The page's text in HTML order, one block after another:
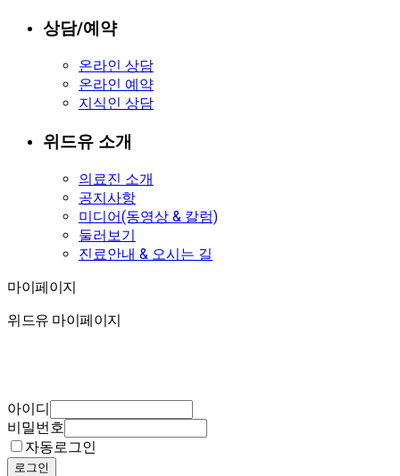
상담/예약
온라인 상담
온라인 예약
지식인 상담
위드유 소개
의료진 소개
공지사항
미디어(동영상 & 칼럼)
둘러보기
진료안내 & 오시는 길
마이페이지
마이페이지
위드유 마이페이지
아이디
비밀번호
자동로그인
로그인